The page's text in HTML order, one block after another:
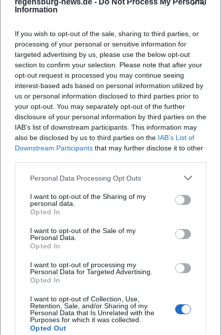
regensburg-news.de - Do Not Process My Personal
Information
If you wish to opt-out of the sale, sharing to third parties, or
processing of your personal or sensitive information for
targeted advertising by us, please use the below opt-out
section to confirm your selection. Please note that after your
opt-out request is processed you may continue seeing
interest-based ads based on personal information utilized by
us or personal information disclosed to third parties prior to
your opt-out. You may separately opt-out of the further
disclosure of your personal information by third parties on the
IAB’s list of downstream participants. This information may
also be disclosed by us to third parties on the IAB’s List of
Downstream Participants that may further disclose it to other
Personal Data Processing Opt Outs
I want to opt-out of the Sharing of my
personal data.
Opted In
I want to opt-out of the Sale of my
Personal Data.
Opted In
I want to opt-out of processing my
Personal Data for Targeted Advertising.
Opted In
I want to opt-out of Collection, Use,
Retention, Sale, and/or Sharing of my
Personal Data that Is Unrelated with the
Purposes for which it was collected.
Opted Out
Was erwartet mich bei der Veranstaltung?
Ist der Eintritt kostenpflichtig?
Wie ist die Barrierefreiheit?
Ist die Veranstaltung drinnen oder draußen?